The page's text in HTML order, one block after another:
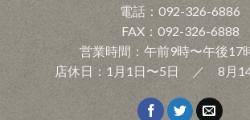
電話：092-326-6886
FAX：092-326-6888
営業時間：午前9時〜午後17
店休日：1月1日〜5日 ／ 8月